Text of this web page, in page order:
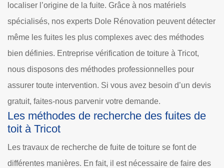
localiser l’origine de la fuite. Grâce à nos matériels
spécialisés, nos experts Dole Rénovation peuvent détecter
même les fuites les plus complexes avec des méthodes
bien définies. Entreprise vérification de toiture à Tricot,
nous disposons des méthodes professionnelles pour
assurer toute intervention. Si vous avez besoin d’un devis
gratuit, faites-nous parvenir votre demande.
Les méthodes de recherche des fuites de
toit à Tricot
Les travaux de recherche de fuite de toiture se font de
différentes manières. En fait, il est nécessaire de faire des